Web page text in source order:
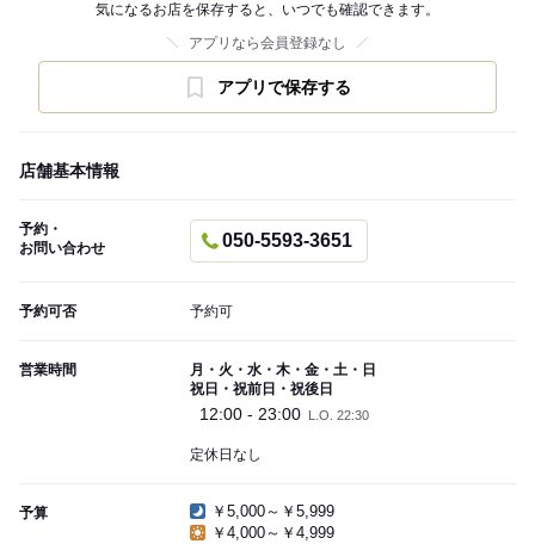
気になるお店を保存すると、いつでも確認できます。
アプリなら会員登録なし
アプリで保存する
店舗基本情報
予約・
お問い合わせ
050-5593-3651
予約可否 予約可
営業時間
月・火・水・木・金・土・日
祝日・祝前日・祝後日
12:00 - 23:00 L.O. 22:30
定休日なし
予算
￥5,000～￥5,999
￥4,000～￥4,999